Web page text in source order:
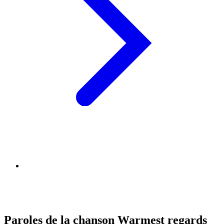
Paroles de la chanson Warmest regards